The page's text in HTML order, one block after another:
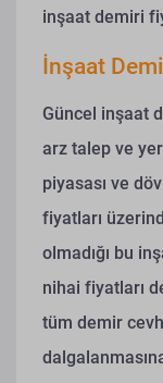
inşaat demiri
İnşaat
Güncel inşaat
arz talep ve
piyasası ve
fiyatları
olmadığı bu
nihai fiyatları
tüm demir